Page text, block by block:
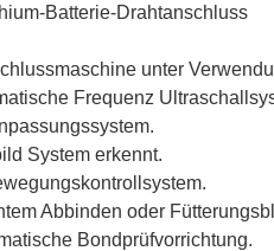
Batterie-Drahtanschluss
unter
Frequenz
System erkennt.
Abbinden oder
Bondprüfvorrichtung.